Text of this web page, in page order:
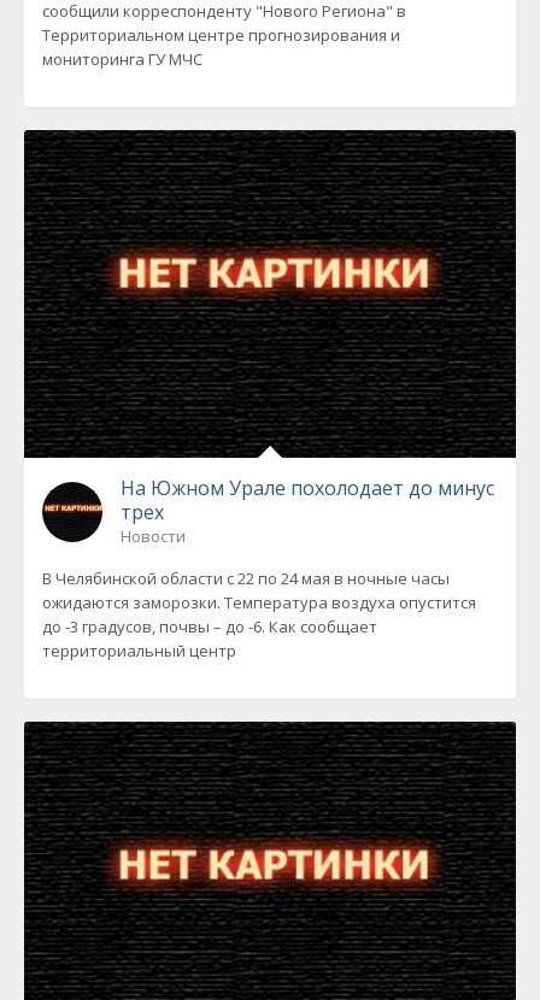
сообщили корреспонденту "Нового Региона" в
Территориальном центре прогнозирования и
мониторинга ГУ МЧС
На Южном Урале похолодает до минус
трех
Новости
В Челябинской области с 22 по 24 мая в ночные часы
ожидаются заморозки. Температура воздуха опустится
до -3 градусов, почвы – до -6. Как сообщает
территориальный центр